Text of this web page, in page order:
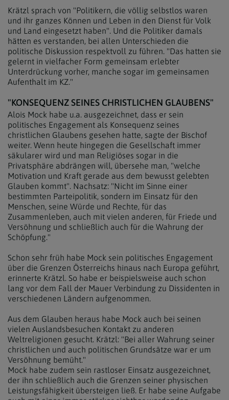
Krätzl sprach von "Politikern, die völlig selbstlos waren
und ihr ganzes Können und Leben in den Dienst für Volk
und Land eingesetzt haben". Und die Politiker damals
hätten es verstanden, bei allen Unterschieden die
politische Diskussion respektvoll zu führen. "Das hatten sie
gelernt in vielfacher Form gemeinsam erlebter
Unterdrückung vorher, manche sogar im gemeinsamen
Aufenthalt im KZ."
"KONSEQUENZ SEINES CHRISTLICHEN GLAUBENS"
Alois Mock habe u.a. ausgezeichnet, dass er sein
politisches Engagement als Konsequenz seines
christlichen Glaubens gesehen hatte, sagte der Bischof
weiter. Wenn heute hingegen die Gesellschaft immer
säkularer wird und man Religiöses sogar in die
Privatsphäre abdrängen will, übersehe man, "welche
Motivation und Kraft gerade aus dem bewusst gelebten
Glauben kommt". Nachsatz: "Nicht im Sinne einer
bestimmten Parteipolitik, sondern im Einsatz für den
Menschen, seine Würde und Rechte, für das
Zusammenleben, auch mit vielen anderen, für Friede und
Versöhnung und schließlich auch für die Wahrung der
Schöpfung."
Schon sehr früh habe Mock sein politisches Engagement
über die Grenzen Österreichs hinaus nach Europa geführt,
erinnerte Krätzl. So habe er beispielsweise auch schon
lang vor dem Fall der Mauer Verbindung zu Dissidenten in
verschiedenen Ländern aufgenommen.
Aus dem Glauben heraus habe Mock auch bei seinen
vielen Auslandsbesuchen Kontakt zu anderen
Weltreligionen gesucht. Krätzl: "Bei aller Wahrung seiner
christlichen und auch politischen Grundsätze war er um
Versöhnung bemüht."
Mock habe zudem sein rastloser Einsatz ausgezeichnet,
der ihn schließlich auch die Grenzen seiner physischen
Leistungsfähigkeit übersteigen ließ. Er habe seine Aufgabe